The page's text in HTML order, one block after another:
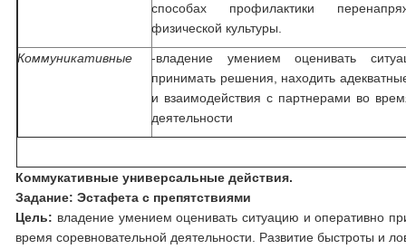
способах профилактики
физической культуры.
Коммуникативные
-владение умением оценивать
принимать решения, находить
и взаимодействия с партнерами во
деятельности
Коммукативные универсальные действия.
Задание:Эстафета с препятствиями
Цель: владение умением оценивать ситуацию и оперативно
время соревновательной деятельности. Развитие быстроты и